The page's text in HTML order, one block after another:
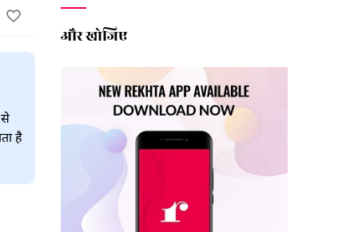
से
है
और खोजिए